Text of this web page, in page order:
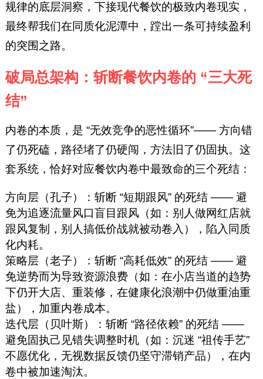
规律的底层洞察，下接现代餐饮的极致内卷现实，
最终帮我们在同质化泥潭中，蹚出一条可持续盈利
的突围之路。
破局总架构：斩断餐饮内卷的 “三大死
结”
内卷的本质，是 “无效竞争的恶性循环”—— 方向错
了仍死磕，路径堵了仍硬闯，方法旧了仍固执。这
套系统，恰好对应餐饮内卷中最致命的三个死结：
方向层（孔子）：斩断 “短期跟风” 的死结 —— 避
免为追逐流量风口盲目跟风（如：别人做网红店就
跟风复制，别人搞低价战就被动卷入），陷入同质
化内耗。
策略层（老子）：斩断 “高耗低效” 的死结 —— 避
免逆势而为导致资源浪费（如：在小店当道的趋势
下仍开大店、重装修，在健康化浪潮中仍做重油重
盐），加重内卷成本。
迭代层（贝叶斯）：斩断 “路径依赖” 的死结 ——
避免固执己见错失调整时机（如：沉迷 “祖传手艺”
不愿优化，无视数据反馈仍坚守滞销产品），在内
卷中被加速淘汰。